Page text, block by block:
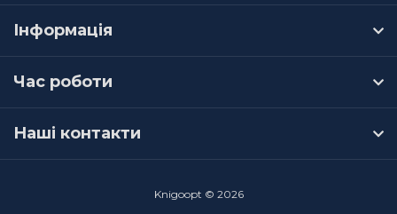
Інформація
Час роботи
Наші контакти
Knigoopt © 2026